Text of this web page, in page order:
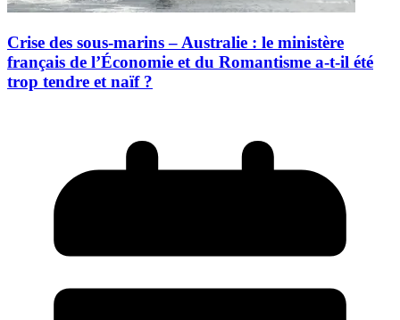
Crise des sous-marins – Australie : le ministère
français de l’Économie et du Romantisme a-t-il été
trop tendre et naïf ?